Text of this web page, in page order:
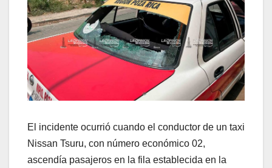
El incidente ocurrió cuando el conductor de un taxi
Nissan Tsuru, con número económico 02,
ascendía pasajeros en la fila establecida en la